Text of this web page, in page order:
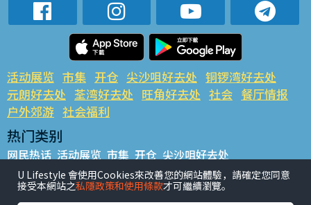
活动展览 市集 开仓 尖沙咀好去处 铜锣湾好去处
元朗好去处 荃湾好去处 旺角好去处 社会 餐厅情报
户外郊游 社会福利
热门类别
网民热话 活动展览 市集 开仓 尖沙咀好去处
铜锣湾好去处 元朗好去处 荃湾好去处 旺角好去处 社会
餐厅情报 户外郊游
U Lifestyle 會使用Cookies來改善您的網站體驗，請確定您同意
接受本網站之私隱政策和使用條款才可繼續瀏覽。